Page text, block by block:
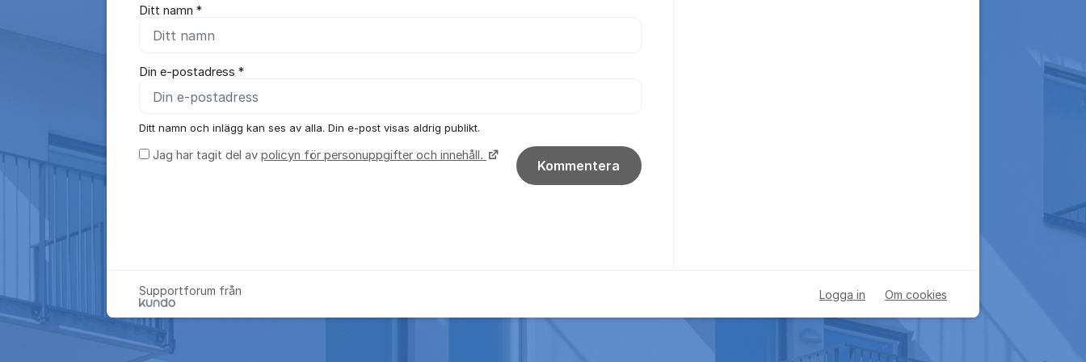
Ditt namn *
Din e-postadress *
Ditt namn och inlägg kan ses av alla. Din e-post visas aldrig publikt.
Jag har tagit del av policyn för personuppgifter och innehåll.
Kommentera
Supportforum från Logga in Om cookies